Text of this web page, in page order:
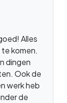
Alles
komen.
dingen
Ook de
werk heb
de